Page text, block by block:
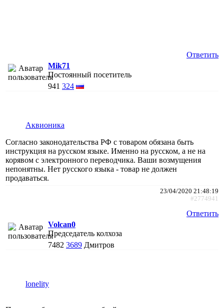
Ответить
Mik71
Постоянный посетитель
941 324
Аквионика
Согласно законодательства РФ с товаром обязана быть
инструкция на русском языке. Именно на русском, а не на
корявом с электронного переводчика. Ваши возмущения
непонятны. Нет русского языка - товар не должен
продаваться.
23/04/2020 21:48:19
#2774941
Ответить
Volcan0
Председатель колхоза
7482 3689 Дмитров
lonelity